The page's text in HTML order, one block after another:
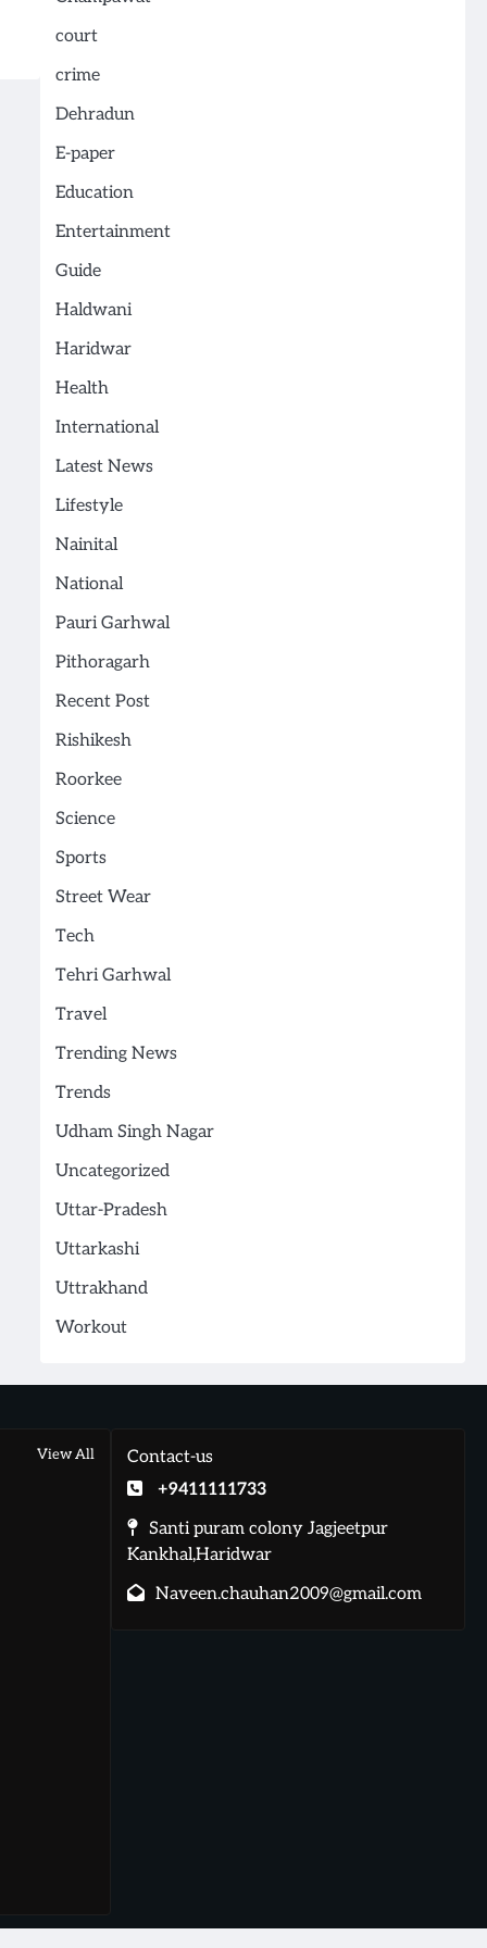
court
crime
Dehradun
E-paper
Education
Entertainment
Guide
Haldwani
Haridwar
Health
International
Latest News
Lifestyle
Nainital
National
Pauri Garhwal
Pithoragarh
Recent Post
Rishikesh
Roorkee
Science
Sports
Street Wear
Tech
Tehri Garhwal
Travel
Trending News
Trends
Udham Singh Nagar
Uncategorized
Uttar-Pradesh
Uttarkashi
Uttrakhand
Workout
View All
Contact-us
+9411111733
Santi puram colony Jagjeetpur
Kankhal,Haridwar
Naveen.chauhan2009@gmail.com